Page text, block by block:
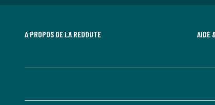
A PROPOS DE LA REDOUTE AIDE